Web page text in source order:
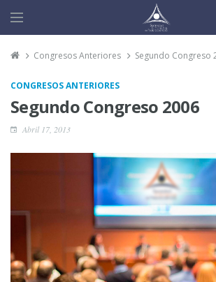
Congresos Anteriores Segundo Congreso
CONGRESOS ANTERIORES
Segundo Congreso 2006
Abril 17, 2013